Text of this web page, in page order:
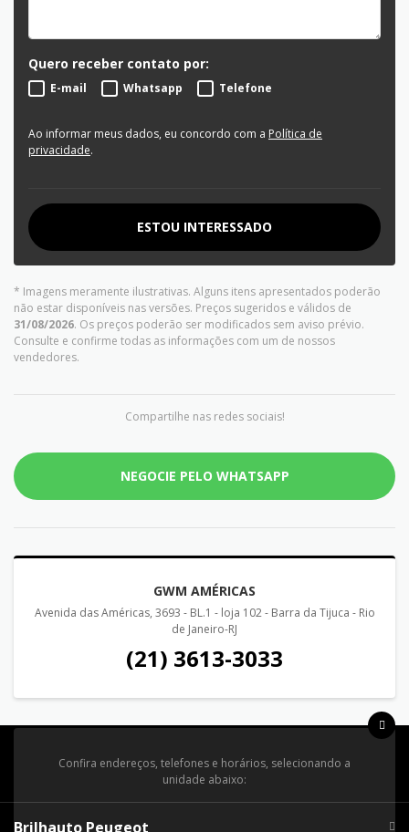
Quero receber contato por:
E-mail Whatsapp Telefone
Ao informar meus dados, eu concordo com a Política de
privacidade.
ESTOU INTERESSADO
* Imagens meramente ilustrativas. Alguns itens apresentados poderão
não estar disponíveis nas versões. Preços sugeridos e válidos de
31/08/2026. Os preços poderão ser modificados sem aviso prévio.
Consulte e confirme todas as informações com um de nossos
vendedores.
Compartilhe nas redes sociais!
NEGOCIE PELO WHATSAPP
GWM AMÉRICAS
Avenida das Américas, 3693 - BL.1 - loja 102 - Barra da Tijuca - Rio
de Janeiro-RJ
(21) 3613-3033
Confira endereços, telefones e horários, selecionando a
unidade abaixo:
Brilhauto Peugeot